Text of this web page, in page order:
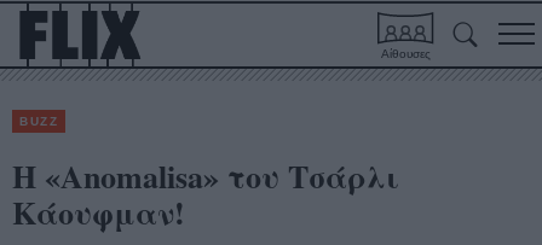
Αίθουσες
BUZZ
H «Anomalisa» του Τσάρλι
Κάουφμαν!